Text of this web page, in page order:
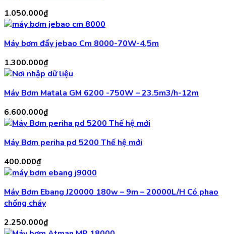
1.050.000₫
Máy bơm đẩy jebao Cm 8000-70W-4,5m
1.300.000₫
Máy Bơm Matala GM 6200 -750W – 23.5m3/h-12m
6.600.000₫
Máy Bơm periha pd 5200 Thế hệ mới
400.000₫
Máy Bơm Ebang J20000 180w – 9m – 20000L/H Có phao
chống cháy
2.250.000₫